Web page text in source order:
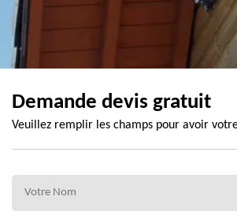
Demande devis gratuit
Veuillez remplir les champs pour avoir